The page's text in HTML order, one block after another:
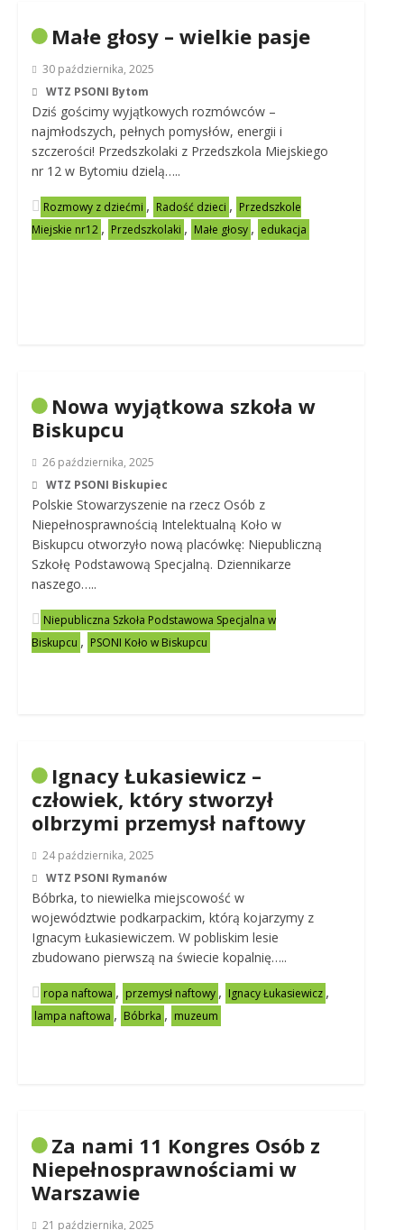
Małe głosy – wielkie pasje
30 października, 2025
WTZ PSONI Bytom
Dziś gościmy wyjątkowych rozmówców –
najmłodszych, pełnych pomysłów, energii i
szczerości! Przedszkolaki z Przedszkola Miejskiego
nr 12 w Bytomiu dzielą…..
Rozmowy z dziećmi , Radość dzieci , Przedszkole
Miejskie nr12 , Przedszkolaki , Małe głosy , edukacja
Nowa wyjątkowa szkoła w
Biskupcu
26 października, 2025
WTZ PSONI Biskupiec
Polskie Stowarzyszenie na rzecz Osób z
Niepełnosprawnością Intelektualną Koło w
Biskupcu otworzyło nową placówkę: Niepubliczną
Szkołę Podstawową Specjalną. Dziennikarze
naszego…..
Niepubliczna Szkoła Podstawowa Specjalna w
Biskupcu , PSONI Koło w Biskupcu
Ignacy Łukasiewicz –
człowiek, który stworzył
olbrzymi przemysł naftowy
24 października, 2025
WTZ PSONI Rymanów
Bóbrka, to niewielka miejscowość w
województwie podkarpackim, którą kojarzymy z
Ignacym Łukasiewiczem. W pobliskim lesie
zbudowano pierwszą na świecie kopalnię…..
ropa naftowa , przemysł naftowy , Ignacy Łukasiewicz ,
lampa naftowa , Bóbrka , muzeum
Za nami 11 Kongres Osób z
Niepełnosprawnościami w
Warszawie
21 października, 2025